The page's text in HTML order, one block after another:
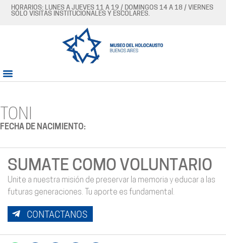
HORARIOS: LUNES A JUEVES 11 A 19 / DOMINGOS 14 A 18 / VIERNES
SÓLO VISITAS INSTITUCIONALES Y ESCOLARES.
TONI
FECHA DE NACIMIENTO:
SUMATE COMO VOLUNTARIO
Unite a nuestra misión de preservar la memoria y educar a las
futuras generaciones. Tu aporte es fundamental.
CONTACTANOS